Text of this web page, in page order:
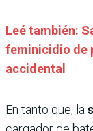
Leé también:
feminicidio de
accidental
En tanto que, la